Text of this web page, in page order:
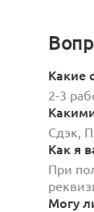
Какие
2-3
Сдэк,
Как я
При
Могу